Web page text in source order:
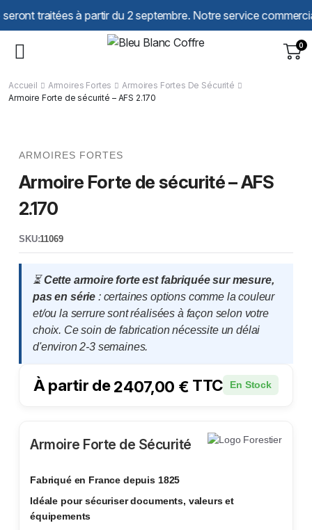
à partir du 2 septembre. Notre service commercial
0
Accueil Armoires Fortes
Armoires Fortes De Sécurité
Armoire Forte de sécurité – AFS 2.170
ARMOIRES FORTES
Armoire Forte de sécurité – AFS
2.170
SKU:11069
⏳Cette armoire forte est fabriquée sur mesure,
pas en série : certaines options comme la couleur
et/ou la serrure sont réalisées à façon selon votre
choix. Ce soin de fabrication nécessite un délai
d'environ 2-3 semaines.
À partir de2407,00 € TTC En Stock
Armoire Forte de Sécurité
Fabriqué en France depuis 1825
Idéale pour sécuriser documents, valeurs et
équipements
Panneau de gestion des cookies